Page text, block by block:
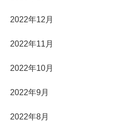
2022年12月
2022年11月
2022年10月
2022年9月
2022年8月